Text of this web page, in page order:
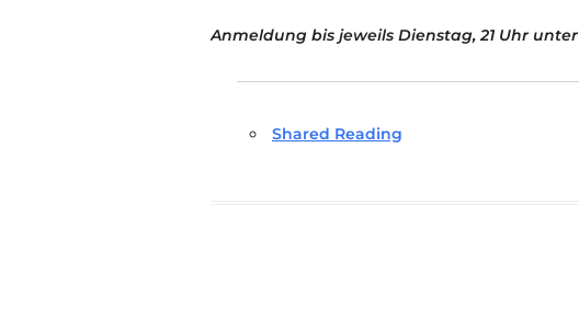
Anmeldung bis jeweils Dienstag, 21 Uhr unter
Shared Reading